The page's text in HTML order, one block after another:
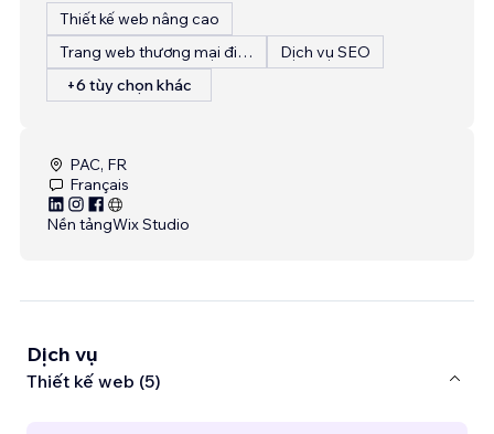
Thiết kế web nâng cao
Trang web thương mại điện tử
Dịch vụ SEO
+6 tùy chọn khác
PAC, FR
Français
Nền tảngWix Studio
Dịch vụ
Thiết kế web (5)